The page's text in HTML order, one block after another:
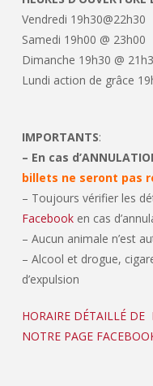
Vendredi 19h30@22h30
Samedi 19h00 @ 23h00
Dimanche 19h30 @
Lundi action de grâce
IMPORTANTS:
– En cas
billets ne seront pas
– Toujours vérifier les
Facebooken cas
– Aucun animale n’est
– Alcool et drogue,
d’expulsion
HORAIRE DÉTAILLÉ DE
NOTRE PAGE